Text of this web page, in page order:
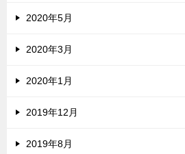
2020年5月
2020年3月
2020年1月
2019年12月
2019年8月